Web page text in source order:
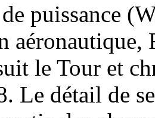
puissance
le Tour et
Le détail de